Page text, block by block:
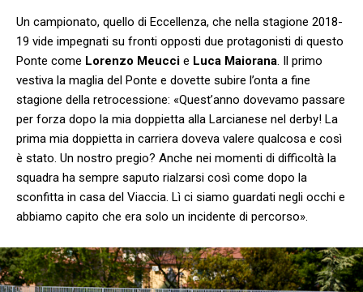
Un campionato, quello di Eccellenza, che nella stagione 2018-
19 vide impegnati su fronti opposti due protagonisti di questo
Ponte come Lorenzo Meucci e Luca Maiorana. Il primo
vestiva la maglia del Ponte e dovette subire l’onta a fine
stagione della retrocessione: «Quest’anno dovevamo passare
per forza dopo la mia doppietta alla Larcianese nel derby! La
prima mia doppietta in carriera doveva valere qualcosa e così
è stato. Un nostro pregio? Anche nei momenti di difficoltà la
squadra ha sempre saputo rialzarsi così come dopo la
sconfitta in casa del Viaccia. Lì ci siamo guardati negli occhi e
abbiamo capito che era solo un incidente di percorso».